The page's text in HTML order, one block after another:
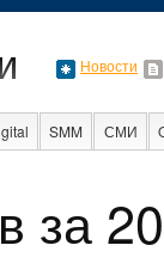
Новости
SMM СМИ
за